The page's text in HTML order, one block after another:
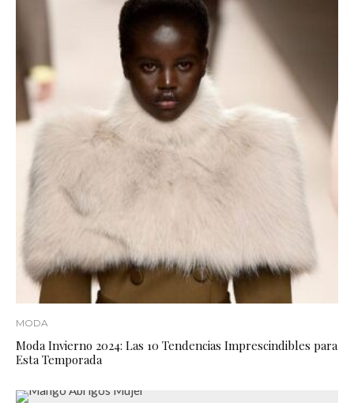
MODA
Moda Invierno 2024: Las 10 Tendencias Imprescindibles para
Esta Temporada